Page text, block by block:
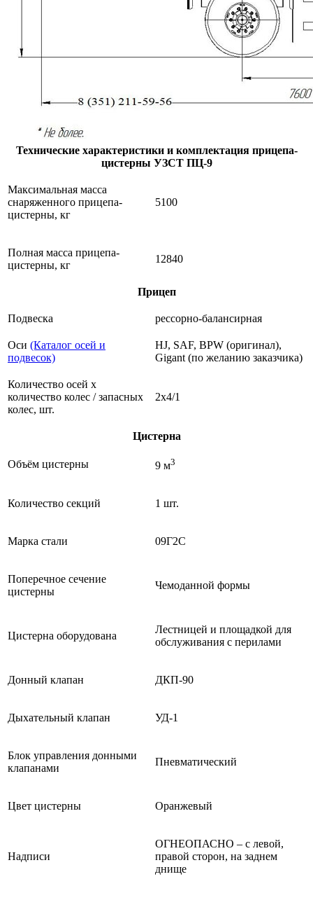
Технические характеристики и комплектация прицепа-
цистерны УЗСТ ПЦ-9
Максимальная масса
снаряженного прицепа-
цистерны, кг
5100
Полная масса прицепа-
цистерны, кг
12840
Прицеп
Подвеска рессорно-балансирная
Оси (Каталог осей и
подвесок)
HJ, SAF, BPW (оригинал),
Gigant (по желанию заказчика)
Количество осей х
количество колес / запасных
колес, шт.
2х4/1
Цистерна
Объём цистерны 9 м3
Количество секций 1 шт.
Марка стали 09Г2С
Поперечное сечение
цистерны
Чемоданной формы
Цистерна оборудована
Лестницей и площадкой для
обслуживания с перилами
Донный клапан ДКП-90
Дыхательный клапан УД-1
Блок управления донными
клапанами
Пневматический
Цвет цистерны Оранжевый
Надписи
ОГНЕОПАСНО – с левой,
правой сторон, на заднем
днище